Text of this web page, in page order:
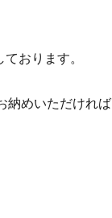
おります。
納めいただければ